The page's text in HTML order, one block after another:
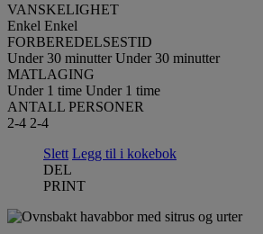
VANSKELIGHET
Enkel Enkel
FORBEREDELSESTID
Under 30 minutter Under 30 minutter
MATLAGING
Under 1 time Under 1 time
ANTALL PERSONER
2-4 2-4
Slett Legg til i kokebok
DEL
PRINT